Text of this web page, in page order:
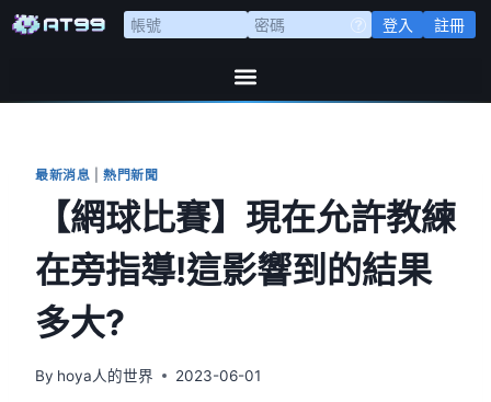
登入 註冊
最新消息 |熱門新聞
【網球比賽】現在允許教練
在旁指導!這影響到的結果
多大?
By hoya人的世界 2023-06-01